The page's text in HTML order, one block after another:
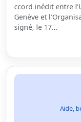
ccord inédit entre
Genève et
signé, le 17…
Aide,